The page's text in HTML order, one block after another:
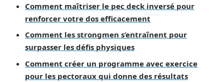
Comment maîtriser le pec deck inversé pour
renforcer votre dos efficacement
Comment les strongmen s’entraînent pour
surpasser les défis physiques
Comment créer un programme avec exercice
pour les pectoraux qui donne des résultats